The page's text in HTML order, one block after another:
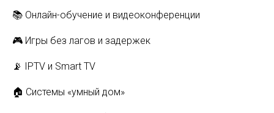
📚 Онлайн-обучение и видеоконференции
🎮 Игры без лагов и задержек
📡 IPTV и Smart TV
🏠 Системы «умный дом»